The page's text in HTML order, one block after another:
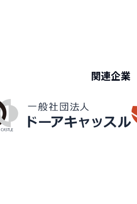
関連企業